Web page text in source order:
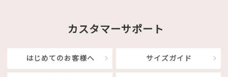
カスタマーサポート
はじめてのお客様へ サイズガイド